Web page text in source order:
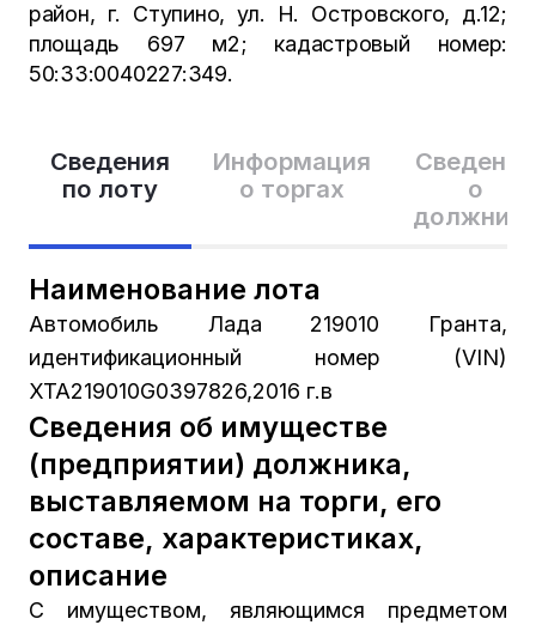
Сведения
по лоту
Информация
о торгах
Сведения
о
Наименование лота
Автомобиль Лада 219010 Гранта,
идентификационный номер (VIN)
XTA219010G0397826,2016 г.в
Сведения об имуществе
(предприятии) должника,
выставляемом на торги, его
составе, характеристиках,
описание
С имуществом, являющимся предметом
район, г. Ступино, ул. Н. Островского, д.12;
площадь 697 м2; кадастровый номер:
50:33:0040227:349.